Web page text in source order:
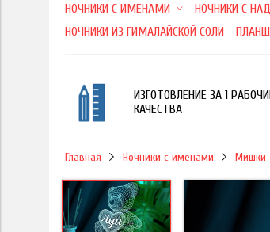
НОЧНИКИ С ИМЕНАМИ
НОЧНИКИ С
НОЧНИКИ ИЗ ГИМАЛАЙСКОЙ СОЛИ
ИЗГОТОВЛЕНИЕ ЗА 1
КАЧЕСТВА
Главная Ночники с именами Мишки